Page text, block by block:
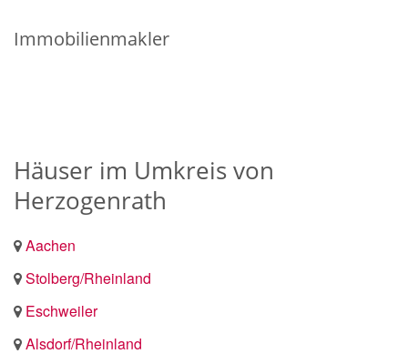
Immobilienmakler
Häuser im Umkreis von
Herzogenrath
Aachen
Stolberg/Rheinland
Eschweiler
Alsdorf/Rheinland